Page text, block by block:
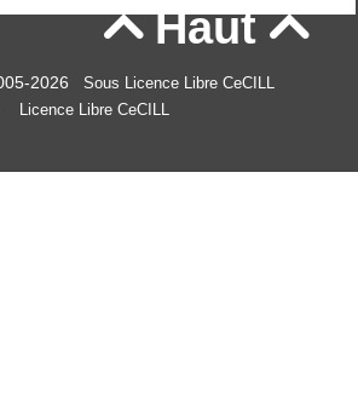
Haut
2026
Sous Licence Libre CeCILL
Licence Libre CeCILL